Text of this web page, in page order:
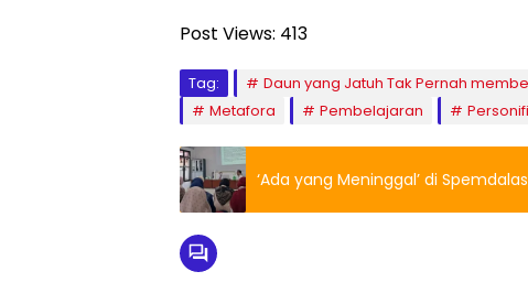
Post Views: 413
Tag: Daun yang Jatuh Tak Pernah
Metafora
Pembelajaran
‘Ada yang Meninggal’ di